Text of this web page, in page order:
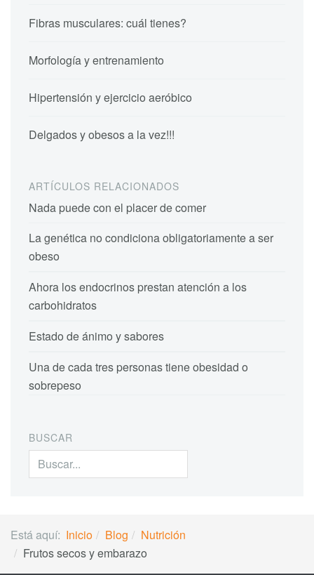
Fibras musculares: cuál tienes?
Morfología y entrenamiento
Hipertensión y ejercicio aeróbico
Delgados y obesos a la vez!!!
ARTÍCULOS RELACIONADOS
Nada puede con el placer de comer
La genética no condiciona obligatoriamente a ser
obeso
Ahora los endocrinos prestan atención a los
carbohidratos
Estado de ánimo y sabores
Una de cada tres personas tiene obesidad o
sobrepeso
BUSCAR
Buscar...
Está aquí: Inicio Blog
Nutrición
Frutos secos y embarazo